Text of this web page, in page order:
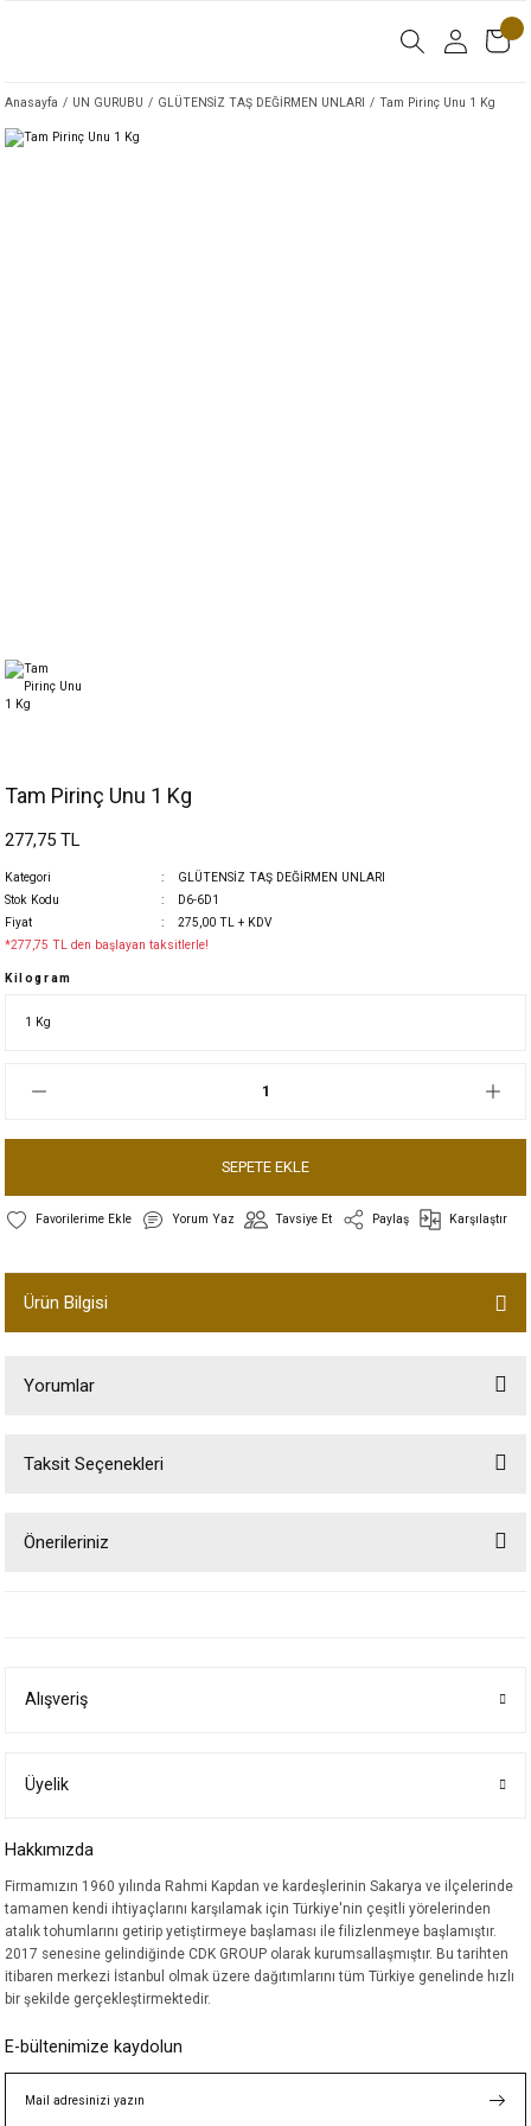
Anasayfa UN GURUBU GLÜTENSİZ TAŞ DEĞİRMEN UNLARI Tam Pirinç Unu 1 Kg
Tam Pirinç Unu 1 Kg
277,75 TL
Kategori
GLÜTENSİZ TAŞ DEĞİRMEN UNLARI
Stok Kodu
D6-6D1
Fiyat
275,00 TL + KDV
*277,75 TL den başlayan taksitlerle!
Kilogram
SEPETE EKLE
Yorum Yaz Tavsiye Et Paylaş Karşılaştır
Ürün Bilgisi
Yorumlar
Taksit Seçenekleri
Önerileriniz
Ürün bilgilerinde hatalar bulunuyor.
Bu ürüne benzer farklı alternatifler olmalı.
Alışveriş
Üyelik
Hakkımızda
Firmamızın 1960 yılında Rahmi Kapdan ve kardeşlerinin Sakarya ve ilçelerinde
tamamen kendi ihtiyaçlarını karşılamak için Türkiye'nin çeşitli yörelerinden
atalık tohumlarını getirip yetiştirmeye başlaması ile filizlenmeye başlamıştır.
2017 senesine gelindiğinde CDK GROUP olarak kurumsallaşmıştır. Bu tarihten
itibaren merkezi İstanbul olmak üzere dağıtımlarını tüm Türkiye genelinde hızlı
bir şekilde gerçekleştirmektedir.
E-bültenimize kaydolun